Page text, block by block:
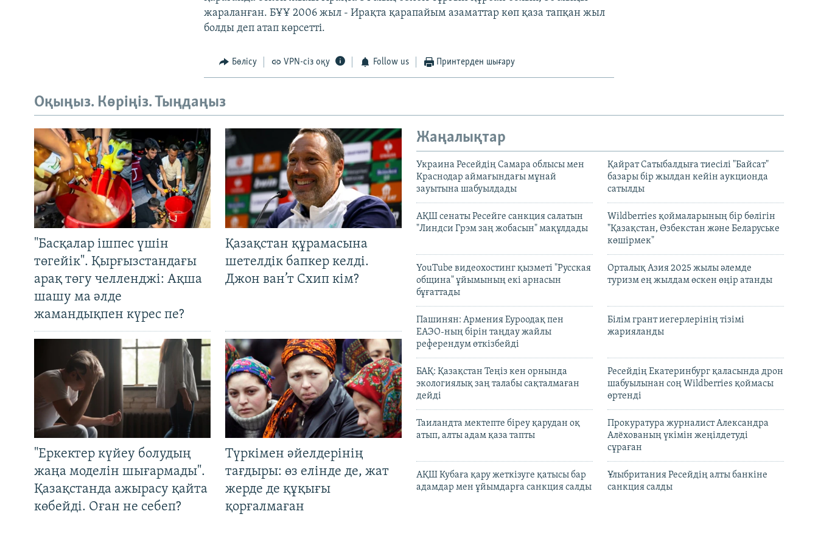
жараланған. БҰҰ 2006 жыл - Ирақта қарапайым азаматтар көп қаза тапқан жыл
болды деп атап көрсетті.
Бөлісу VPN-сіз оқу Follow us Принтерден шығару
Оқыңыз. Көріңіз. Тыңдаңыз
"Басқалар ішпес үшін
төгейік". Қырғызстандағы
арақ төгу челленджі: Ақша
шашу ма әлде
жамандықпен күрес пе?
Қазақстан құрамасына
шетелдік бапкер келді.
Джон ван’т Схип кім?
"Еркектер күйеу болудың
жаңа моделін шығармады".
Қазақстанда ажырасу қайта
көбейді. Оған не себеп?
Түркімен әйелдерінің
тағдыры: өз елінде де, жат
жерде де құқығы
қорғалмаған
Жаңалықтар
Украина Ресейдің Самара облысы мен
Краснодар аймағындағы мұнай
зауытына шабуылдады
Қайрат Сатыбалдыға тиесілі "Байсат"
базары бір жылдан кейін аукционда
сатылды
АҚШ сенаты Ресейге санкция салатын
"Линдси Грэм заң жобасын" мақұлдады
Wildberries қоймаларының бір бөлігін
"Қазақстан, Өзбекстан және Беларуське
көшірмек"
YouTube видеохостинг қызметі "Русская
община" ұйымының екі арнасын
бұғаттады
Орталық Азия 2025 жылы әлемде
туризм ең жылдам өскен өңір атанды
Пашинян: Армения Еуроодақ пен
ЕАЭО-ның бірін таңдау жайлы
референдум өткізбейді
Білім грант иегерлерінің тізімі
жарияланды
БАҚ: Қазақстан Теңіз кен орнында
экологиялық заң талабы сақталмаған
дейді
Ресейдің Екатеринбург қаласында дрон
шабуылынан соң Wildberries қоймасы
өртенді
Таиландта мектепте біреу қарудан оқ
атып, алты адам қаза тапты
Прокуратура журналист Александра
Алёхованың үкімін жеңілдетуді
сұраған
АҚШ Кубаға қару жеткізуге қатысы бар
адамдар мен ұйымдарға санкция салды
Ұлыбритания Ресейдің алты банкіне
санкция салды